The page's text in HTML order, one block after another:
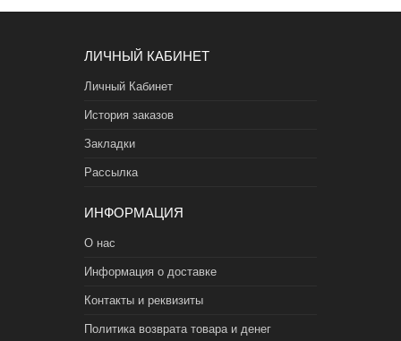
ЛИЧНЫЙ КАБИНЕТ
Личный Кабинет
История заказов
Закладки
Рассылка
ИНФОРМАЦИЯ
О нас
Информация о доставке
Контакты и реквизиты
Политика возврата товара и денег